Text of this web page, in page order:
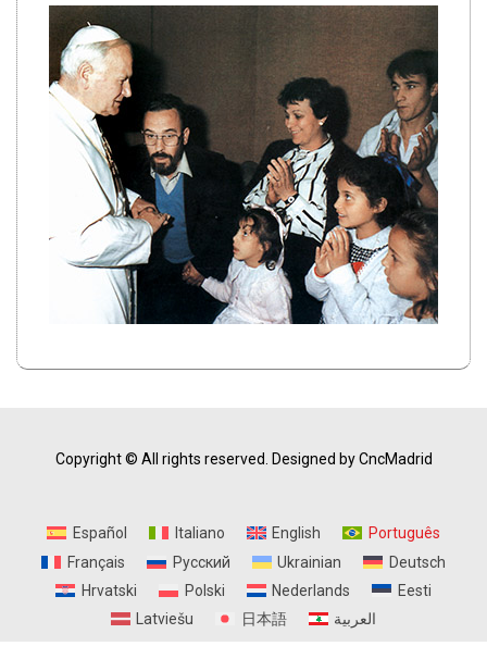
Copyright © All rights reserved. Designed by CncMadrid
Español Italiano English
Português
Français
Русский Ukrainian
Deutsch
Hrvatski
Polski Nederlands
Eesti
Latviešu
日本語 العربية